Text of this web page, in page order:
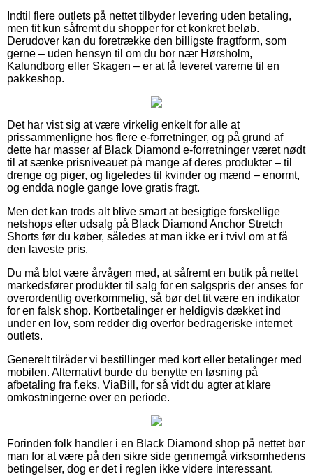
Indtil flere outlets på nettet tilbyder levering uden betaling,
men tit kun såfremt du shopper for et konkret beløb.
Derudover kan du foretrække den billigste fragtform, som
gerne – uden hensyn til om du bor nær Hørsholm,
Kalundborg eller Skagen – er at få leveret varerne til en
pakkeshop.
Det har vist sig at være virkelig enkelt for alle at
prissammenligne hos flere e-forretninger, og på grund af
dette har masser af Black Diamond e-forretninger været nødt
til at sænke prisniveauet på mange af deres produkter – til
drenge og piger, og ligeledes til kvinder og mænd – enormt,
og endda nogle gange love gratis fragt.
Men det kan trods alt blive smart at besigtige forskellige
netshops efter udsalg på Black Diamond Anchor Stretch
Shorts før du køber, således at man ikke er i tvivl om at få
den laveste pris.
Du må blot være årvågen med, at såfremt en butik på nettet
markedsfører produkter til salg for en salgspris der anses for
overordentlig overkommelig, så bør det tit være en indikator
for en falsk shop. Kortbetalinger er heldigvis dækket ind
under en lov, som redder dig overfor bedrageriske internet
outlets.
Generelt tilråder vi bestillinger med kort eller betalinger med
mobilen. Alternativt burde du benytte en løsning på
afbetaling fra f.eks. ViaBill, for så vidt du agter at klare
omkostningerne over en periode.
Forinden folk handler i en Black Diamond shop på nettet bør
man for at være på den sikre side gennemgå virksomhedens
betingelser, dog er det i reglen ikke videre interessant.